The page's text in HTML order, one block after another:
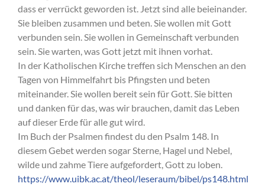
dass er verrückt geworden ist. Jetzt sind alle beieinander.
Sie bleiben zusammen und beten. Sie wollen mit Gott
verbunden sein. Sie wollen in Gemeinschaft verbunden
sein. Sie warten, was Gott jetzt mit ihnen vorhat.
In der Katholischen Kirche treffen sich Menschen an den
Tagen von Himmelfahrt bis Pfingsten und beten
miteinander. Sie wollen bereit sein für Gott. Sie bitten
und danken für das, was wir brauchen, damit das Leben
auf dieser Erde für alle gut wird.
Im Buch der Psalmen findest du den Psalm 148. In
diesem Gebet werden sogar Sterne, Hagel und Nebel,
wilde und zahme Tiere aufgefordert, Gott zu loben.
https://www.uibk.ac.at/theol/leseraum/bibel/ps148.html